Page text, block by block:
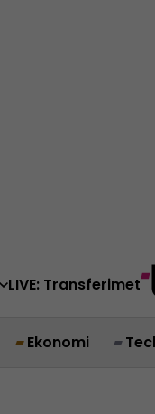
LIVE: Transferimet
Ekonomi